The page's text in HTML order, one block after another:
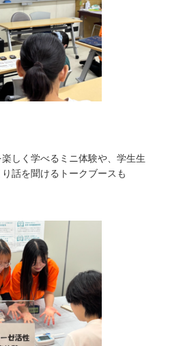
しく学べるミニ体験や、学生生
話を聞けるトークブースも